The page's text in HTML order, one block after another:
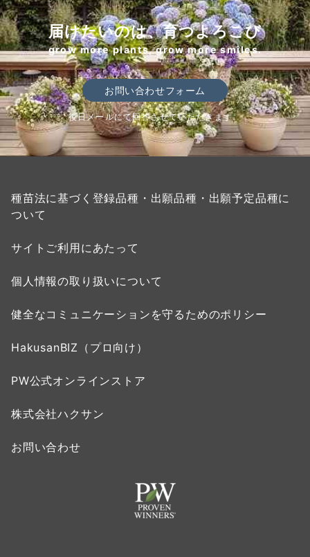
届けたいのは、育つよろこび
grow more plants, grow more smiles.
お問い合わせフォーム
後日メールにて回答させていただきます。
種苗法に基づく登録品種・出願品種・出願予定品種に
ついて
サイトご利用にあたって
個人情報の取り扱いについて
健全なコミュニケーションを守るためのポリシー
HakusanBIZ（プロ向け）
PW公式オンラインストア
株式会社ハクサン
お問い合わせ